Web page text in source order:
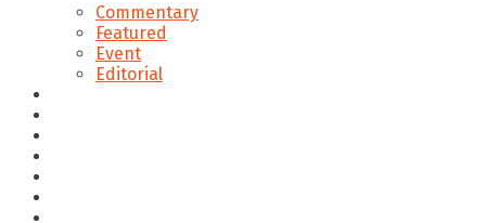
Commentary
Featured
Event
Editorial